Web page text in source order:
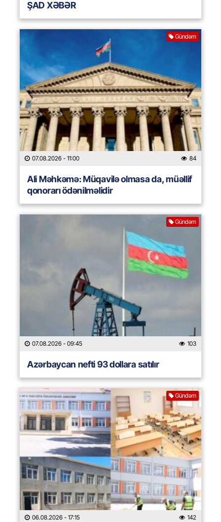
ŞAD XƏBƏR
Gündəm
07.08.2026 - 11:00 84
Ali Məhkəmə: Müqavilə olmasa da, müəllif
qonorarı ödənilməlidir
Gündəm
07.08.2026 - 09:45 103
Azərbaycan nefti 93 dollara satılır
Gündəm
06.08.2026 - 17:15 142